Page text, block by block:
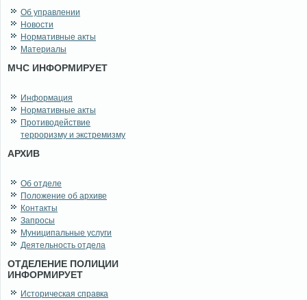
Об управлении
Новости
Нормативные акты
Материалы
МЧС ИНФОРМИРУЕТ
Информация
Нормативные акты
Противодействие
терроризму и экстремизму
АРХИВ
Об отделе
Положение об архиве
Контакты
Запросы
Муниципальные услуги
Деятельность отдела
ОТДЕЛЕНИЕ ПОЛИЦИИ
ИНФОРМИРУЕТ
Историческая справка